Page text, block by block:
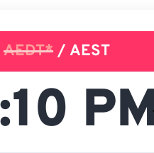
AEDT* / AEST